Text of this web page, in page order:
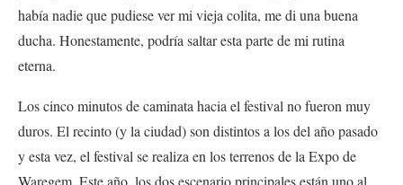
había nadie que pudiese ver mi vieja colita, me di una buena
ducha. Honestamente, podría saltar esta parte de mi rutina
eterna.
Los cinco minutos de caminata hacia el festival no fueron muy
duros. El recinto (y la ciudad) son distintos a los del año pasado
y esta vez, el festival se realiza en los terrenos de la Expo de
Waregem. Este año, los dos escenario principales están uno al